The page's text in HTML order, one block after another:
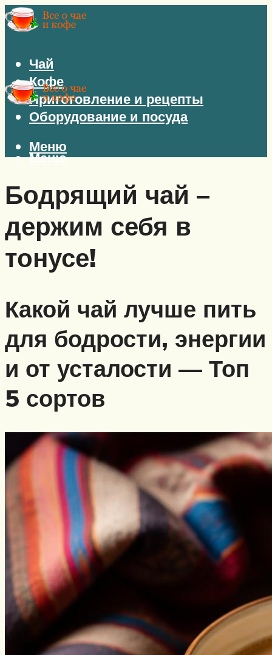
Чай
Кофе
Приготовление и рецепты
Оборудование и посуда
Меню
Меню
Бодрящий чай –
держим себя в
тонусе!
Какой чай лучше пить
для бодрости, энергии
и от усталости — Топ
5 сортов